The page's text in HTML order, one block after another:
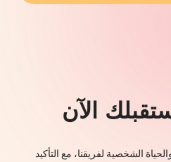
الآن
الشخصية لفريقنا، مع التأكيد